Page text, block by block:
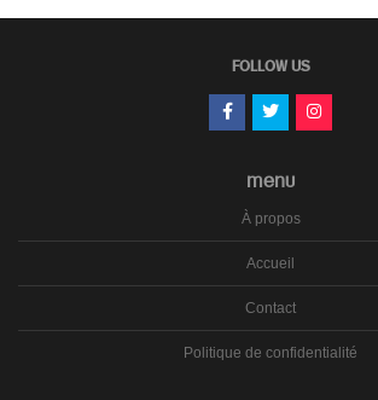
FOLLOW US
MENU
À propos
Accueil
Contact
Politique de confidentialité